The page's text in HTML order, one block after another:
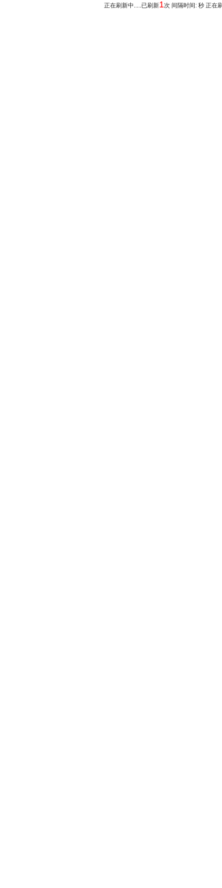
正在刷新中.....已刷新1次 间隔时间: 秒 正在